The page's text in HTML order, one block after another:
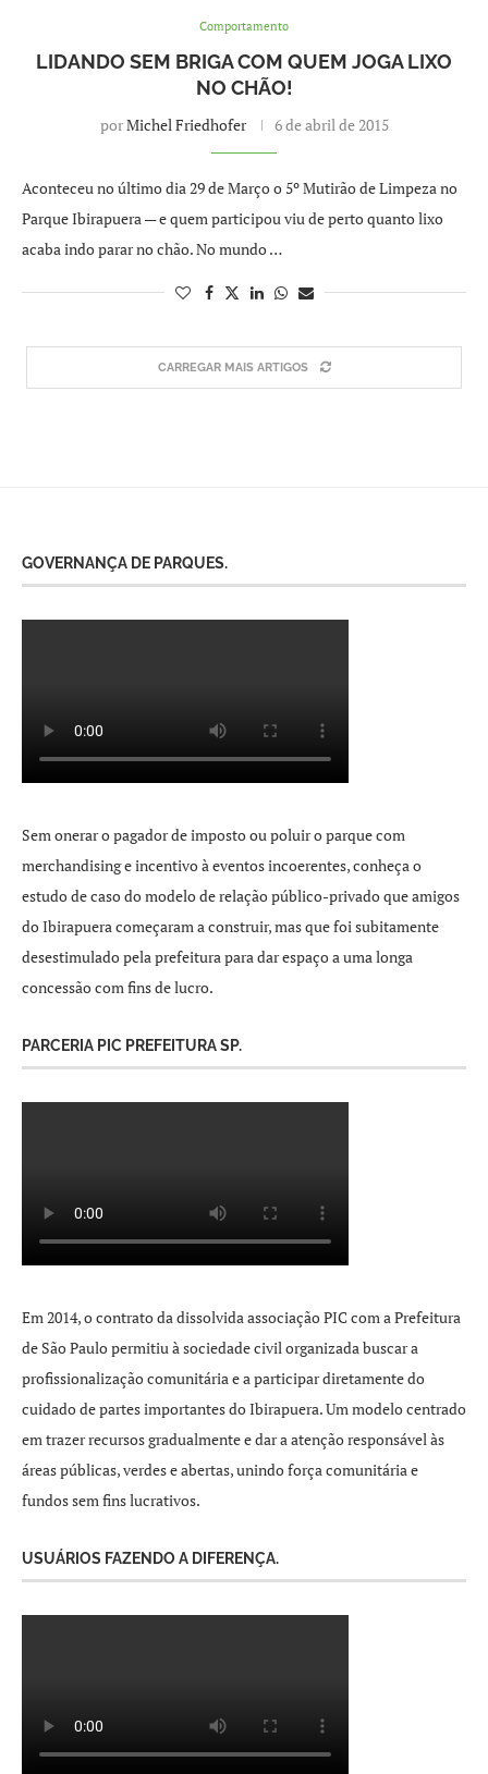
Comportamento
LIDANDO SEM BRIGA COM QUEM JOGA LIXO
NO CHÃO!
porMichel Friedhofer 6 de abril de 2015
Aconteceu no último dia 29 de Março o 5º Mutirão de Limpeza no
Parque Ibirapuera — e quem participou viu de perto quanto lixo
acaba indo parar no chão. No mundo …
CARREGAR MAIS ARTIGOS
GOVERNANÇA DE PARQUES.
Sem onerar o pagador de imposto ou poluir o parque com
merchandising e incentivo à eventos incoerentes, conheça o
estudo de caso do modelo de relação público-privado que amigos
do Ibirapuera começaram a construir, mas que foi subitamente
desestimulado pela prefeitura para dar espaço a uma longa
concessão com fins de lucro.
PARCERIA PIC PREFEITURA SP.
Em 2014, o contrato da dissolvida associação PIC com a Prefeitura
de São Paulo permitiu à sociedade civil organizada buscar a
profissionalização comunitária e a participar diretamente do
cuidado de partes importantes do Ibirapuera. Um modelo centrado
em trazer recursos gradualmente e dar a atenção responsável às
áreas públicas, verdes e abertas, unindo força comunitária e
fundos sem fins lucrativos.
USUÁRIOS FAZENDO A DIFERENÇA.